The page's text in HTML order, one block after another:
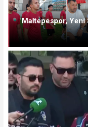
Maltepespor, Yeni